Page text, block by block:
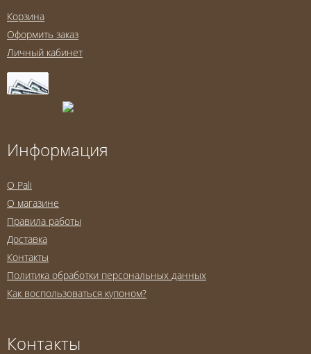
Корзина
Оформить заказ
Личный кабинет
Информация
O Pali
О магазине
Правила работы
Доставка
Контакты
Политика обработки персональных данных
Как воспользоваться купоном?
Контакты